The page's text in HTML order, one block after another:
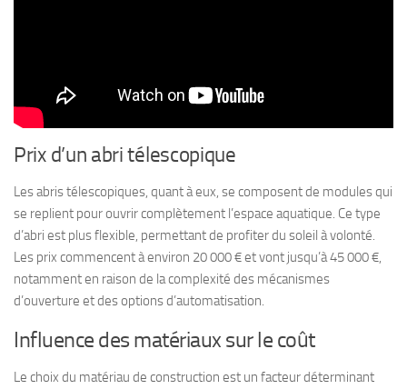
Prix d’un abri télescopique
Les abris télescopiques, quant à eux, se composent de modules qui
se replient pour ouvrir complètement l’espace aquatique. Ce type
d’abri est plus flexible, permettant de profiter du soleil à volonté.
Les prix commencent à environ 20 000 € et vont jusqu’à 45 000 €,
notamment en raison de la complexité des mécanismes
d’ouverture et des options d’automatisation.
Influence des matériaux sur le coût
Le choix du matériau de construction est un facteur déterminant